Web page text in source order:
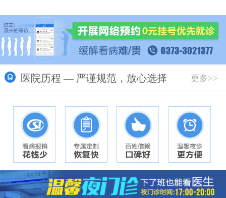
医院历程 — 严谨规范，放心选择 更多>>